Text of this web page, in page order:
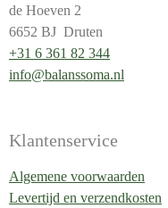
de Hoeven 2
6652 BJ Druten
+31 6 361 82 344
info@balanssoma.nl
Klantenservice
Algemene voorwaarden
Levertijd en verzendkosten